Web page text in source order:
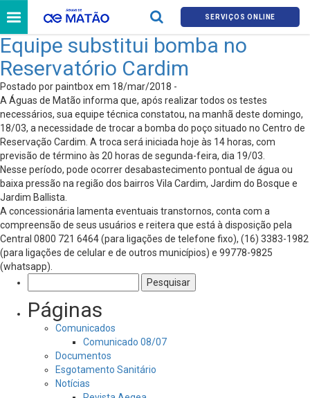
SERVIÇOS ONLINE
Equipe substitui bomba no
Reservatório Cardim
Postado por paintbox em 18/mar/2018 -
A Águas de Matão informa que, após realizar todos os testes
necessários, sua equipe técnica constatou, na manhã deste domingo,
18/03, a necessidade de trocar a bomba do poço situado no Centro de
Reservação Cardim. A troca será iniciada hoje às 14 horas, com
previsão de término às 20 horas de segunda-feira, dia 19/03.
Nesse período, pode ocorrer desabastecimento pontual de água ou
baixa pressão na região dos bairros Vila Cardim, Jardim do Bosque e
Jardim Ballista.
A concessionária lamenta eventuais transtornos, conta com a
compreensão de seus usuários e reitera que está à disposição pela
Central 0800 721 6464 (para ligações de telefone fixo), (16) 3383-1982
(para ligações de celular e de outros municípios) e 99778-9825
(whatsapp).
por:
Páginas
Comunicados
Comunicado 08/07
Documentos
Esgotamento Sanitário
Notícias